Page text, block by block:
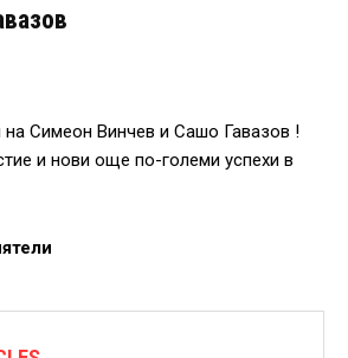
Симеон Винчев и Сашо Гавазов !
и нови още по-големи успехи в